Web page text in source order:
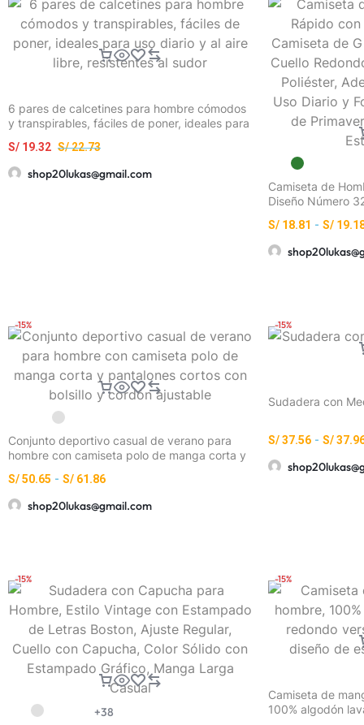
6 pares de calcetines para hombre cómodos
y transpirables, fáciles de poner, ideales para
S/22.73
S/ 19.32
shop20lukas@gmail.com
Camiseta de
Diseño Número
Máquina en
Gimnasio, Uso
Negra de
S/ 18.81 - S/
-15%
Conjunto deportivo casual de verano para
hombre con camiseta polo de manga corta y
ajustable
S/50.65 - S/ 61.86
shop20lukas@gmail.com
-15%
Sudadera con
S/37.56 - S/
-15%
+38
-15%
Camiseta de
100% algodón